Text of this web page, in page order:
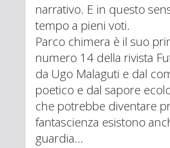
narrativo. E in questo
tempo a pieni voti.
Parco chimera è il suo
numero 14 della rivista
da Ugo Malaguti e dal
poetico e dal sapore
che potrebbe diventare
fantascienza esistono
guardia…